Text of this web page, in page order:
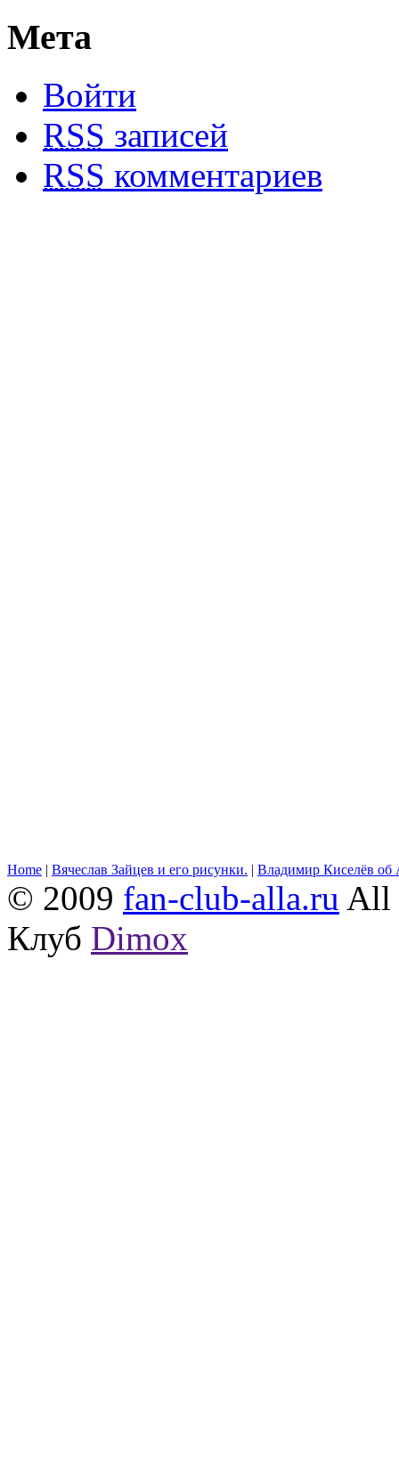
Мета
Войти
RSS записей
RSS комментариев
Home | Вячеслав Зайцев и его рисунки. | Владимир Киселёв об
© 2009 fan-club-alla.ru All
Клуб Dimox